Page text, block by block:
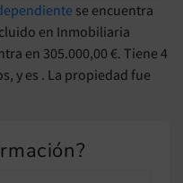
se encuentra
en Inmobiliaria
en 305.000,00 €. Tiene 4
y es . La propiedad fue